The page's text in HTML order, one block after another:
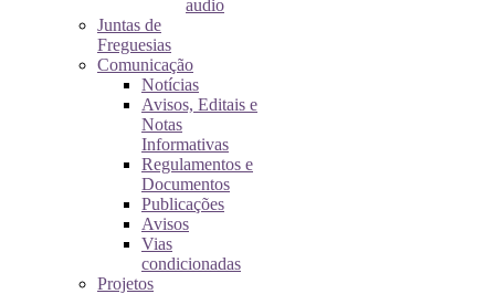
audio
Juntas de
Freguesias
Comunicação
Notícias
Avisos, Editais e
Notas
Informativas
Regulamentos e
Documentos
Publicações
Avisos
Vias
condicionadas
Projetos